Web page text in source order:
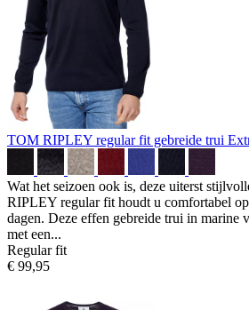
TOM RIPLEY regular fit gebreide trui
Wat het seizoen ook is, deze uiterst
RIPLEY regular fit houdt u comfortabel
dagen. Deze effen gebreide trui in marine
met een...
Regular fit
€ 99,95